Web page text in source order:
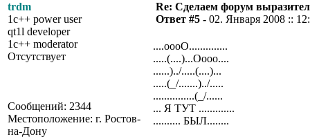
trdm
1c++ power user
qt1l developer
1c++ moderator
Отсутствует
Сообщений: 2344
Местоположение: г. Ростов-
на-Дону
Re: Сделаем форум
Ответ #5 - 02. Января 2008 ::
....oooO..............
.....(....)...Oooo....
......)../.....(....)...
.....(_/.......)../.....
...............(_/......
... Я ТУТ .............
.......... БЫЛ........